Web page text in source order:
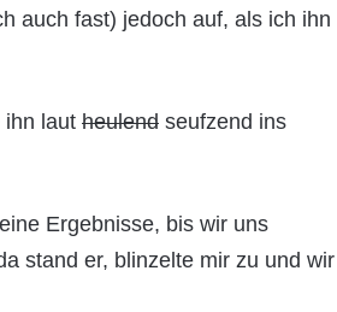
auch fast) jedoch auf, als ich ihn
ihn laut heulend seufzend ins
Ergebnisse, bis wir uns
stand er, blinzelte mir zu und wir